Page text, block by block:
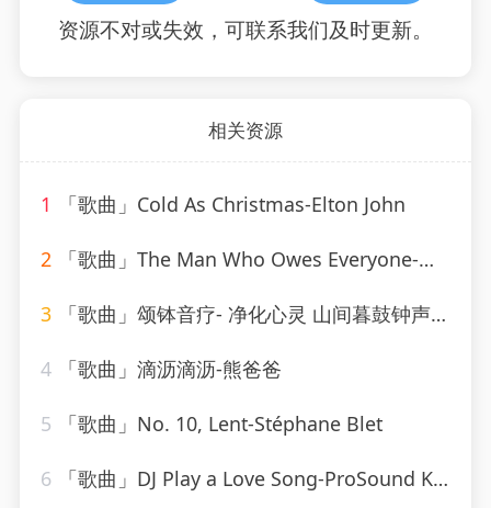
资源不对或失效，可联系我们及时更新。
相关资源
1 「歌曲」Cold As Christmas-Elton John
2 「歌曲」The Man Who Owes Everyone-Willie Nelson
3 「歌曲」颂钵音疗- 净化心灵 山间暮鼓钟声-糖喵心理
4 「歌曲」滴沥滴沥-熊爸爸
5 「歌曲」No. 10, Lent-Stéphane Blet
6 「歌曲」DJ Play a Love Song-ProSound Karaoke Band